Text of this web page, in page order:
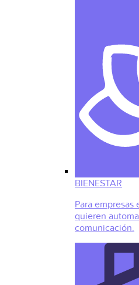
BIENESTAR
Para
quieren
comunicación.